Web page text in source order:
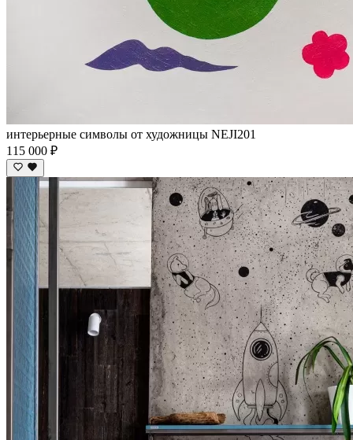
интерьерные символы от художницы NEJI201
115 000 ₽